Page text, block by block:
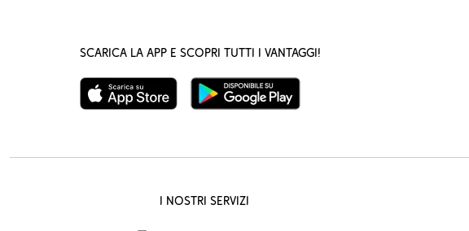
Scarica la App e scopri tutti i vantaggi!
I nostri servizi